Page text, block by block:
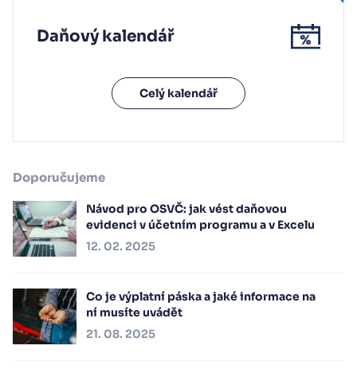
Daňový kalendář
Celý kalendář
Doporučujeme
Návod pro OSVČ: jak vést daňovou
evidenci v účetním programu a v Excelu
12. 02. 2025
Co je výplatní páska a jaké informace na
ní musíte uvádět
21. 08. 2025